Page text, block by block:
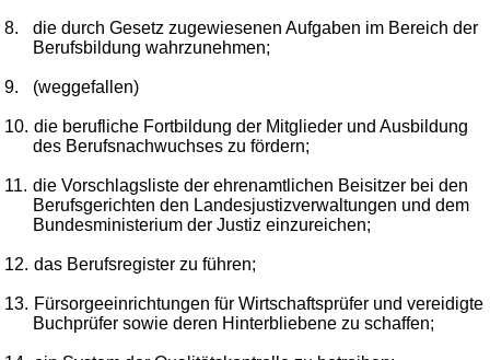
8.
die durch Gesetz zugewiesenen Aufgaben im Bereich der
Berufsbildung wahrzunehmen;
9. (weggefallen)
10. die berufliche Fortbildung der Mitglieder und Ausbildung
des Berufsnachwuchses zu fördern;
11. die Vorschlagsliste der ehrenamtlichen Beisitzer bei den
Berufsgerichten den Landesjustizverwaltungen und dem
Bundesministerium der Justiz einzureichen;
12. das Berufsregister zu führen;
13. Fürsorgeeinrichtungen für Wirtschaftsprüfer und vereidigte
Buchprüfer sowie deren Hinterbliebene zu schaffen;